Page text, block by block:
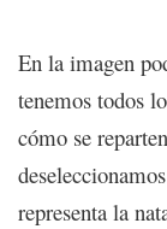
En la imagen
tenemos todos
cómo se
representa la